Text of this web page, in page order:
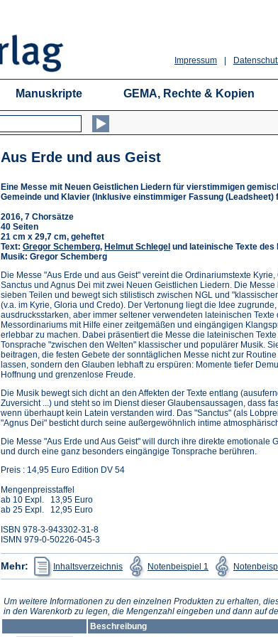
Impressum
Manuskripte GEMA, Rechte & Kopien
Aus Erde und aus Geist
Eine Messe mit Neuen Geistlichen Liedern für vierstimmigen
Gemeinde und Klavier (Inklusive einstimmiger Fassung (Leadsheet)
2016, 7 Chorsätze
40 Seiten
21 cm x 29,7 cm, geheftet
Text: Gregor Schemberg, Helmut Schlegel und lateinische Texte
Musik: Gregor Schemberg
Die Messe "Aus Erde und aus Geist" vereint die Ordinariumstexte
Sanctus und Agnus Dei mit zwei Neuen Geistlichen Liedern. Die Messe
sieben Teilen und bewegt sich stilistisch zwischen NGL und
(v.a. im Kyrie, Gloria und Credo). Der Vertonung liegt die Idee
ausdrucksstarken, aber immer seltener verwendeten lateinischen Texte
Messordinariums mit Hilfe einer zeitgemäßen und eingängigen
erlebbar zu machen. Dabei präsentiert die Messe die lateinischen
Tonsprache "zwischen den Welten" klassischer und populärer Musik.
beitragen, die festen Gebete der sonntäglichen Messe nicht zur
lassen, sondern den Glauben lebhaft zu erspüren: Momente tiefer
Hoffnung und grenzenlose Freude.
Die Musik bewegt sich dicht an den Affekten der Texte entlang
Zuversicht ...) und steht so im Dienst dieser Glaubensaussagen, dass
wenn überhaupt kein Latein verstanden wird. Das "Sanctus" (als
"Agnus Dei" besticht durch seine außergewöhnlich intime
Die Messe "Aus Erde und Aus Geist" will durch ihre direkte
und durch eine ganz besonders eingängige Tonsprache berühren.
Preis : 14,95 Euro Edition DV 54
Mengenpreisstaffel
ab 10 Expl. 13,95 Euro
ab 25 Expl. 12,95 Euro
ISBN 978-3-943302-31-8
ISMN 979-0-50226-045-3
Mehr: Inhaltsverzeichnis
(Öffnet
in
einem
Tab)
Notenbeispiel 1
(Öffnet
in
einem
Tab)
Um weitere Informationen zu den einzelnen Produkten zu erhalten,
in den Warenkorb zu legen, die Mengenzahl eingeben und dann auf
Beschreibung